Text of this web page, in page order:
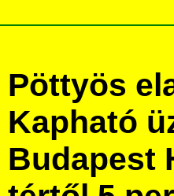
Pöttyös
Kapható
Budapest